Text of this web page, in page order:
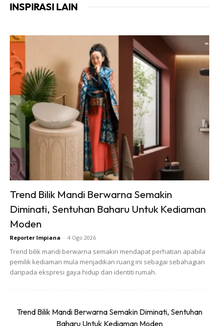
Nabil berkongsi keadaan dan suasana sekeliling rumah,
sekaligus mengimbau kenangan lama membesar di rumah
tersebut bersama keluarga tersayang.
“House tour rumah Mambau. Takde WiFi, takde Netflix…
tapi masa tu, hidup rasa cukup sangat,”
“Rumah lama tu biasa je… tapi dalam dia penuh rasa,”
kata Nabil.
INSPIRASI LAIN
Trend Bilik Mandi Berwarna Semakin
Diminati, Sentuhan Baharu Untuk Kediaman
Moden
Reporter Impiana - 4 Ogo 2026
Trend bilik mandi berwarna semakin mendapat perhatian apabila
pemilik kediaman mula menjadikan ruang ini sebagai sebahagian
daripada ekspresi gaya hidup dan identiti rumah.
Trend Bilik Mandi Berwarna Semakin Diminati, Sentuhan
Baharu Untuk Kediaman Moden